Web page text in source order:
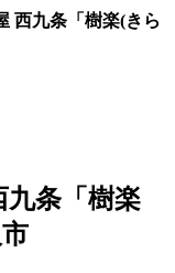
西九条「樹楽(きら
九条「樹楽